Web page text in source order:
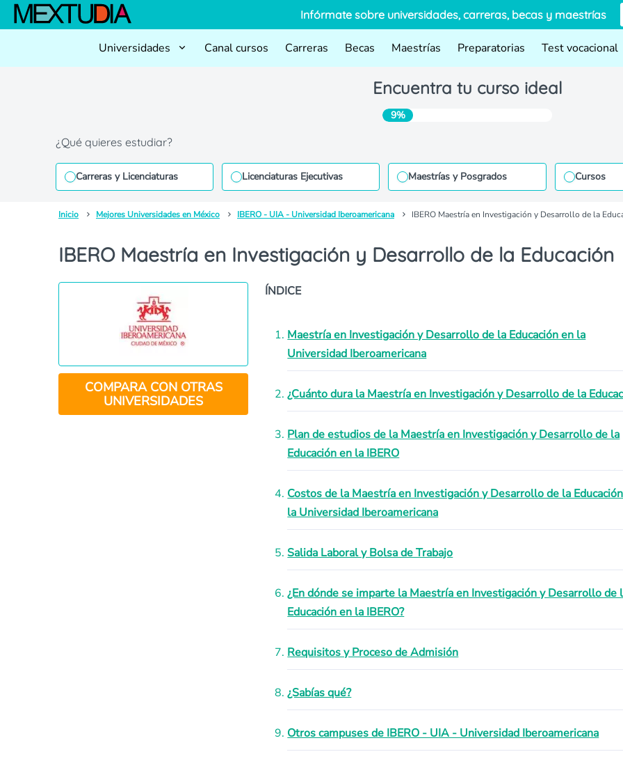
Infórmate sobre universidades, carreras, becas y maestrías
Universidades Canal cursos Carreras Becas Maestrías Preparatorias Test vocacional
Encuentra tu curso ideal
9%
¿Qué quieres estudiar?
Carreras y Licenciaturas Licenciaturas Ejecutivas Maestrías y Posgrados Cursos
Inicio Mejores Universidades en México IBERO - UIA - Universidad Iberoamericana IBERO Maestría en Investigación y Desarrollo de la
IBERO Maestría en Investigación y Desarrollo de la Educación
COMPARA CON OTRAS
UNIVERSIDADES
ÍNDICE
Maestría en Investigación y Desarrollo de la Educación en la
Universidad Iberoamericana
¿Cuánto dura la Maestría en Investigación y Desarrollo de la
Plan de estudios de la Maestría en Investigación y Desarrollo de la
Educación en la IBERO
Costos de la Maestría en Investigación y Desarrollo de la
la Universidad Iberoamericana
Salida Laboral y Bolsa de Trabajo
¿En dónde se imparte la Maestría en Investigación y Desarrollo de
Educación en la IBERO?
Requisitos y Proceso de Admisión
¿Sabías qué?
Otros campuses de IBERO - UIA - Universidad Iberoamericana